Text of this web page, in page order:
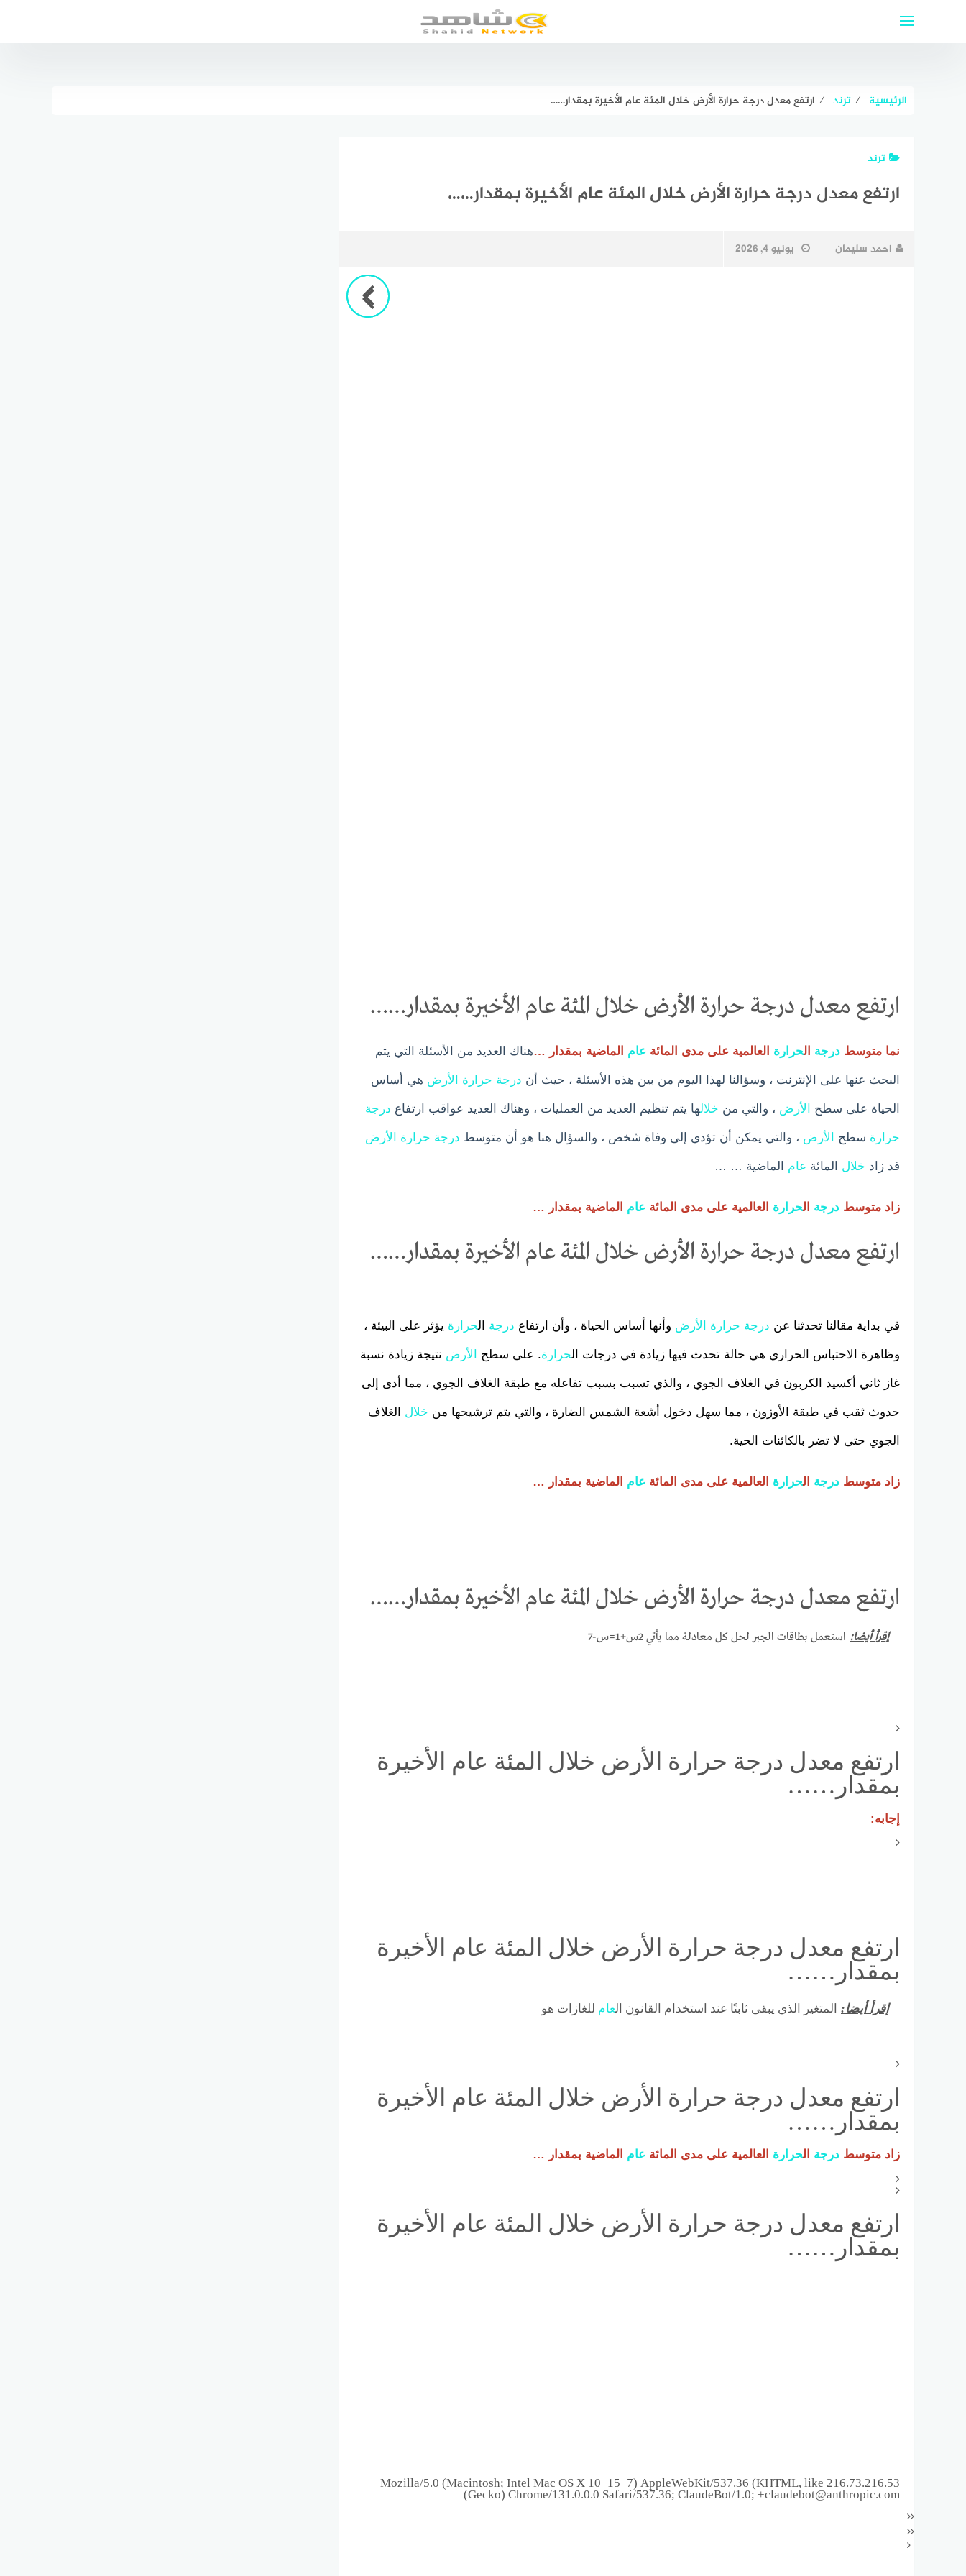
الرئيسية ⁄ ترند ⁄ ارتفع معدل درجة حرارة الأرض خلال المئة عام الأخيرة بمقدار……
ترند
ارتفع معدل درجة حرارة الأرض خلال المئة عام الأخيرة بمقدار……
احمد سليمان يونيو 4, 2026
ارتفع معدل درجة حرارة الأرض خلال المئة عام الأخيرة بمقدار……
نما متوسط ​​ درجة الحرارة العالمية على مدى المائة عام الماضية بمقدار …هناك العديد من الأسئلة التي يتم
البحث عنها على الإنترنت ، وسؤالنا لهذا اليوم من بين هذه الأسئلة ، حيث أن درجة حرارة الأرض هي أساس
الحياة على سطح الأرض ، والتي من خلالها يتم تنظيم العديد من العمليات ، وهناك العديد عواقب ارتفاع درجة
حرارة سطح الأرض ، والتي يمكن أن تؤدي إلى وفاة شخص ، والسؤال هنا هو أن متوسط ​​ درجة حرارة الأرض
قد زاد خلال المائة عام الماضية … …
زاد متوسط ​​ درجة الحرارة العالمية على مدى المائة عام الماضية بمقدار …
ارتفع معدل درجة حرارة الأرض خلال المئة عام الأخيرة بمقدار……
في بداية مقالنا تحدثنا عن درجة حرارة الأرض وأنها أساس الحياة ، وأن ارتفاع درجة الحرارة يؤثر على البيئة ،
وظاهرة الاحتباس الحراري هي حالة تحدث فيها زيادة في درجات الحرارة. على سطح الأرض نتيجة زيادة نسبة
غاز ثاني أكسيد الكربون في الغلاف الجوي ، والذي تسبب بسبب تفاعله مع طبقة الغلاف الجوي ، مما أدى إلى
حدوث ثقب في طبقة الأوزون ، مما سهل دخول أشعة الشمس الضارة ، والتي يتم ترشيحها من خلال الغلاف
الجوي حتى لا تضر بالكائنات الحية.
زاد متوسط ​​ درجة الحرارة العالمية على مدى المائة عام الماضية بمقدار …
ارتفع معدل درجة حرارة الأرض خلال المئة عام الأخيرة بمقدار……
إقرأ أيضا: استعمل بطاقات الجبر لحل كل معادلة مما يأتي 2س+1=س-7
ارتفع معدل درجة حرارة الأرض خلال المئة عام الأخيرة
بمقدار……
إجابه:
ارتفع معدل درجة حرارة الأرض خلال المئة عام الأخيرة
بمقدار……
إقرأ أيضا: المتغير الذي يبقى ثابتًا عند استخدام القانون ال عام للغازات هو
ارتفع معدل درجة حرارة الأرض خلال المئة عام الأخيرة
بمقدار……
زاد متوسط ​​ درجة الحرارة العالمية على مدى المائة عام الماضية بمقدار …
ارتفع معدل درجة حرارة الأرض خلال المئة عام الأخيرة
بمقدار……
216.73.216.53 Mozilla/5.0 (Macintosh; Intel Mac OS X 10_15_7) AppleWebKit/537.36 (KHTML, like
Gecko) Chrome/131.0.0.0 Safari/537.36; ClaudeBot/1.0; +claudebot@anthropic.com)